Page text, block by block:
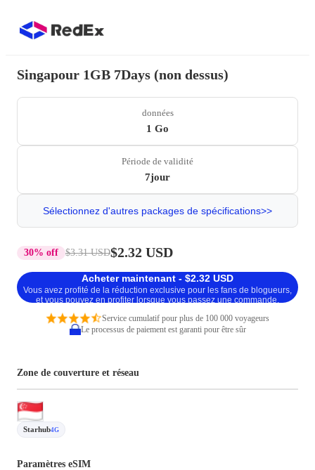
Singapour 1GB 7Days (non dessus)
données
1 Go
Période de validité
7jour
Sélectionnez d'autres packages de spécifications>>
30% off $3.31 USD$2.32 USD
Acheter maintenant - $2.32 USD
Vous avez profité de la réduction exclusive pour les fans de blogueurs,
et vous pouvez en profiter lorsque vous passez une commande.
Service cumulatif pour plus de 100 000 voyageurs
Le processus de paiement est garanti pour être sûr
Zone de couverture et réseau
Starhub4G
Paramètres eSIM